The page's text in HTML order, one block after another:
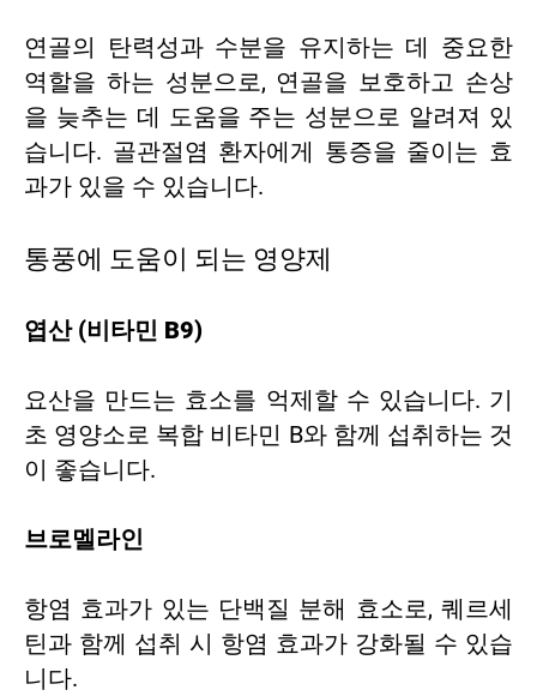
연골의 탄력성과 수분을 유지하는 데 중요한
역할을 하는 성분으로, 연골을 보호하고 손상
을 늦추는 데 도움을 주는 성분으로 알려져 있
습니다. 골관절염 환자에게 통증을 줄이는 효
과가 있을 수 있습니다.
통풍에 도움이 되는 영양제
엽산 (비타민 B9)
요산을 만드는 효소를 억제할 수 있습니다. 기
초 영양소로 복합 비타민 B와 함께 섭취하는 것
이 좋습니다.
브로멜라인
항염 효과가 있는 단백질 분해 효소로, 퀘르세
틴과 함께 섭취 시 항염 효과가 강화될 수 있습
니다.